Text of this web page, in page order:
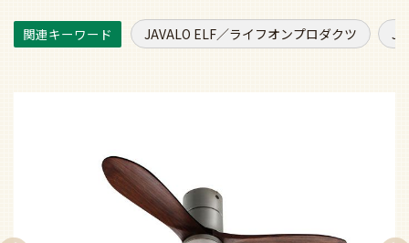
JAVALO ELF／ライフオンプロダクツ